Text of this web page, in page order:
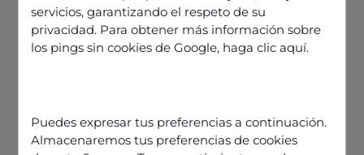
servicios, garantizando el respeto de su
privacidad. Para obtener más información sobre
los pings sin cookies de Google, haga clic aquí.
Puedes expresar tus preferencias a continuación.
Almacenaremos tus preferencias de cookies